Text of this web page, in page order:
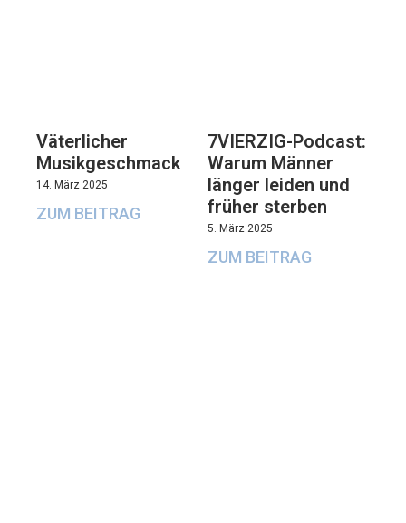
Väterlicher
Musikgeschmack
14. März 2025
ZUM BEITRAG
7VIERZIG-Podcast:
Warum Männer
länger leiden und
früher sterben
5. März 2025
ZUM BEITRAG